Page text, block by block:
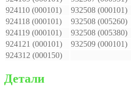
924110 (000101)
932508 (000101)
924118 (000101)
932508 (005260)
924119 (000101)
932508 (005380)
924121 (000101)
932509 (000101)
924312 (000150)
Детали